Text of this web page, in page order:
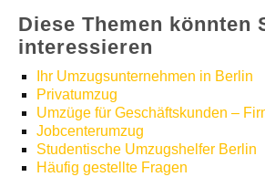
Diese Themen könnten
interessieren
Ihr Umzugsunternehmen in Berlin
Privatumzug
Umzüge für Geschäftskunden –
Jobcenterumzug
Studentische Umzugshelfer Berlin
Häufig gestellte Fragen